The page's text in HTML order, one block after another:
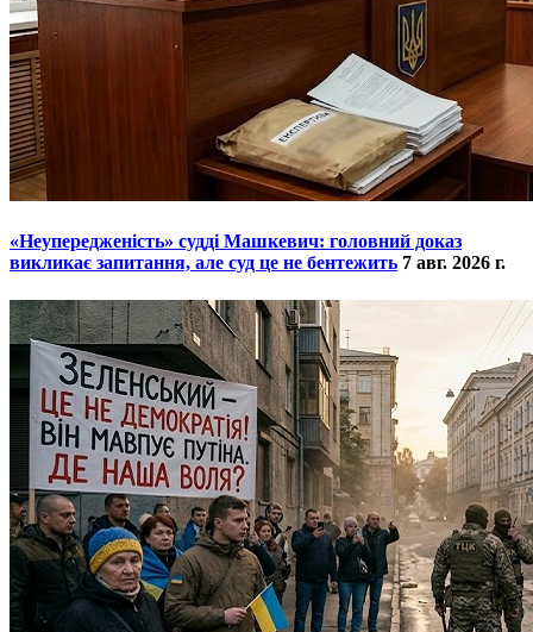
​«Неупередженість» судді Машкевич: головний доказ
викликає запитання, але суд це не бентежить 7 авг. 2026 г.